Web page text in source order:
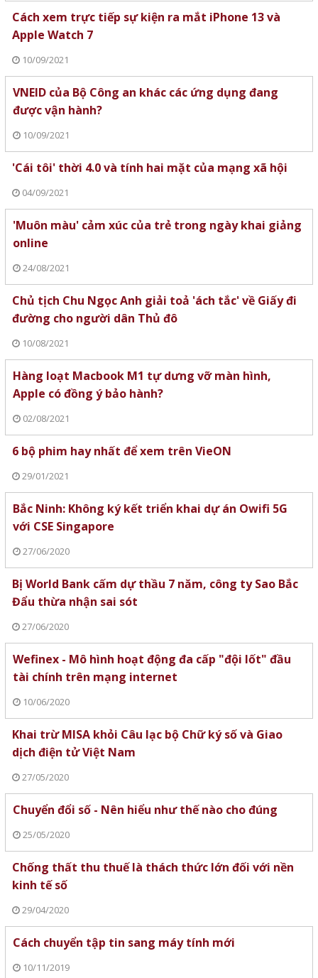
Cách xem trực tiếp sự kiện ra mắt iPhone 13 và
Apple Watch 7
10/09/2021
VNEID của Bộ Công an khác các ứng dụng đang
được vận hành?
10/09/2021
'Cái tôi' thời 4.0 và tính hai mặt của mạng xã hội
04/09/2021
'Muôn màu' cảm xúc của trẻ trong ngày khai giảng
online
24/08/2021
Chủ tịch Chu Ngọc Anh giải toả 'ách tắc' về Giấy đi
đường cho người dân Thủ đô
10/08/2021
Hàng loạt Macbook M1 tự dưng vỡ màn hình,
Apple có đồng ý bảo hành?
02/08/2021
6 bộ phim hay nhất để xem trên VieON
29/01/2021
Bắc Ninh: Không ký kết triển khai dự án Owifi 5G
với CSE Singapore
27/06/2020
Bị World Bank cấm dự thầu 7 năm, công ty Sao Bắc
Đẩu thừa nhận sai sót
27/06/2020
Wefinex - Mô hình hoạt động đa cấp "đội lốt" đầu
tài chính trên mạng internet
10/06/2020
Khai trừ MISA khỏi Câu lạc bộ Chữ ký số và Giao
dịch điện tử Việt Nam
27/05/2020
Chuyển đổi số - Nên hiểu như thế nào cho đúng
25/05/2020
Chống thất thu thuế là thách thức lớn đối với nền
kinh tế số
29/04/2020
Cách chuyển tập tin sang máy tính mới
10/11/2019